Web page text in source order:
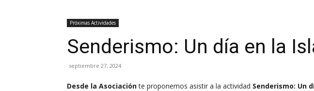
Próximas Actividades
Senderismo: Un día en la
septiembre 27, 2024
Desde la Asociaciónte proponemos asistir a la actividad Senderismo: Un